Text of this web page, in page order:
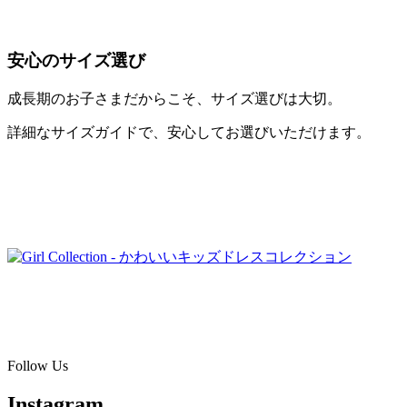
安心のサイズ選び
成長期のお子さまだからこそ、サイズ選びは大切。
詳細なサイズガイドで、安心してお選びいただけます。
Follow Us